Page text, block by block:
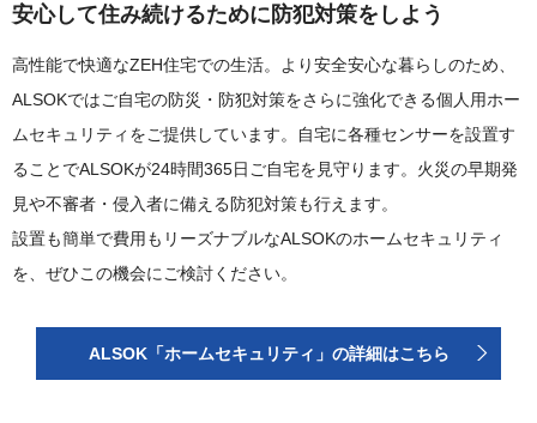
安心して住み続けるために防犯対策をしよう
高性能で快適なZEH住宅での生活。より安全安心な暮らしのため、
ALSOKではご自宅の防災・防犯対策をさらに強化できる個人用ホー
ムセキュリティをご提供しています。自宅に各種センサーを設置す
ることでALSOKが24時間365日ご自宅を見守ります。火災の早期発
見や不審者・侵入者に備える防犯対策も行えます。
設置も簡単で費用もリーズナブルなALSOKのホームセキュリティ
を、ぜひこの機会にご検討ください。
ALSOK「ホームセキュリティ」の詳細はこちら